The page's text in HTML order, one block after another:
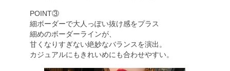
POINT③
細ボーダーで大人っぽい抜け感をプラス
細めのボーダーラインが、
甘くなりすぎない絶妙なバランスを演出。
カジュアルにもきれいめにも合わせやすい。